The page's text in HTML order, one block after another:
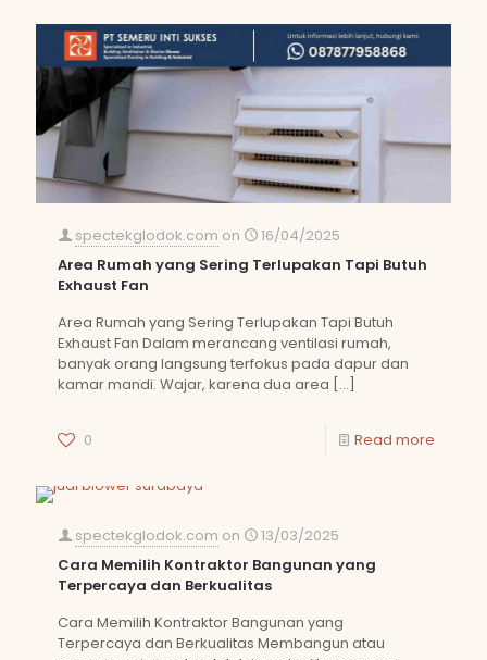
spectekglodok.com on
16/04/2025
Area Rumah yang Sering Terlupakan Tapi Butuh
Exhaust Fan
Area Rumah yang Sering Terlupakan Tapi Butuh
Exhaust Fan Dalam merancang ventilasi rumah,
banyak orang langsung terfokus pada dapur dan
kamar mandi. Wajar, karena dua area […]
0 Read more
spectekglodok.com on
13/03/2025
Cara Memilih Kontraktor Bangunan yang
Terpercaya dan Berkualitas
Cara Memilih Kontraktor Bangunan yang
Terpercaya dan Berkualitas Membangun atau